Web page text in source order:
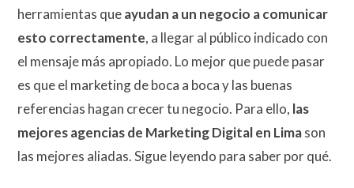
herramientas queayudan a un negocio a comunicar
esto correctamente, a llegar al público indicado con
el mensaje más apropiado. Lo mejor que puede pasar
es que el marketing de boca a boca y las buenas
referencias hagan crecer tu negocio. Para ello, las
mejoresagencias de Marketing Digital en Limason
las mejores aliadas. Sigue leyendo para saber por qué.